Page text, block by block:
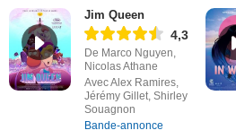
Jim Queen
4,3
De Marco Nguyen,
Nicolas Athane
Avec Alex Ramires,
Jérémy Gillet, Shirley
Souagnon
Bande-annonce